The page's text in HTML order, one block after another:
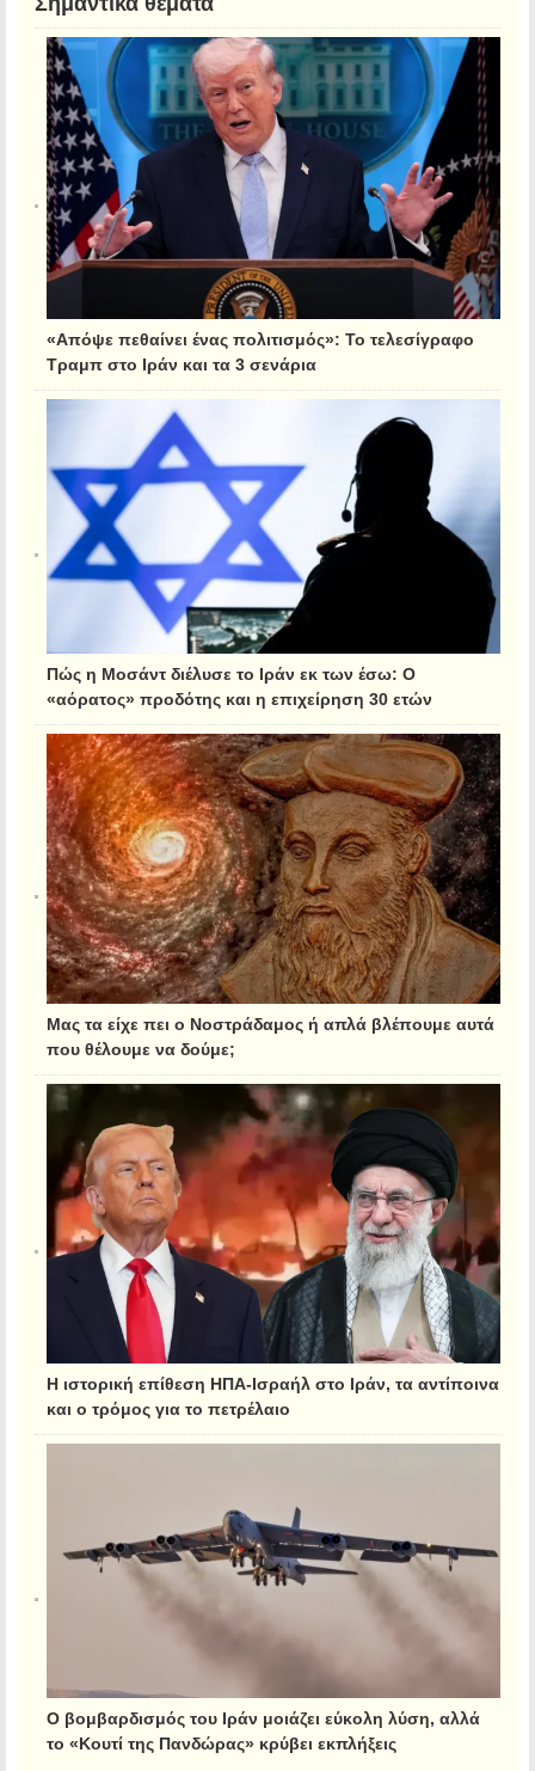
«Απόψε πεθαίνει ένας πολιτισμός»: Το τελεσίγραφο
Τραμπ στο Ιράν και τα 3 σενάρια
Πώς η Μοσάντ διέλυσε το Ιράν εκ των έσω: Ο
«αόρατος» προδότης και η επιχείρηση 30 ετών
Μας τα είχε πει ο Νοστράδαμος ή απλά βλέπουμε αυτά
που θέλουμε να δούμε;
Η ιστορική επίθεση ΗΠΑ-Ισραήλ στο Ιράν, τα αντίποινα
και ο τρόμος για το πετρέλαιο
Ο βομβαρδισμός του Ιράν μοιάζει εύκολη λύση, αλλά
το «Κουτί της Πανδώρας» κρύβει εκπλήξεις